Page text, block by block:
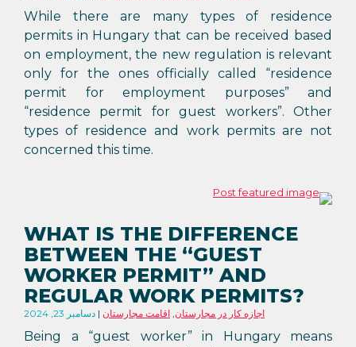
While there are many types of residence
permits in Hungary that can be received based
on employment, the new regulation is relevant
only for the ones officially called “residence
permit for employment purposes” and
“residence permit for guest workers”. Other
types of residence and work permits are not
concerned this time.
WHAT IS THE DIFFERENCE
BETWEEN THE “GUEST
WORKER PERMIT” AND
REGULAR WORK PERMITS?
دسامبر 23, 2024 اجازه کار در مجارستان, اقامت مجارستان
Being a “guest worker” in Hungary means